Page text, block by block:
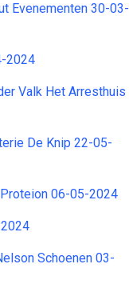
Evenementen 30-03-
2024
Valk Het Arresthuis
De Knip 22-05-
06-05-2024
Schoenen 03-